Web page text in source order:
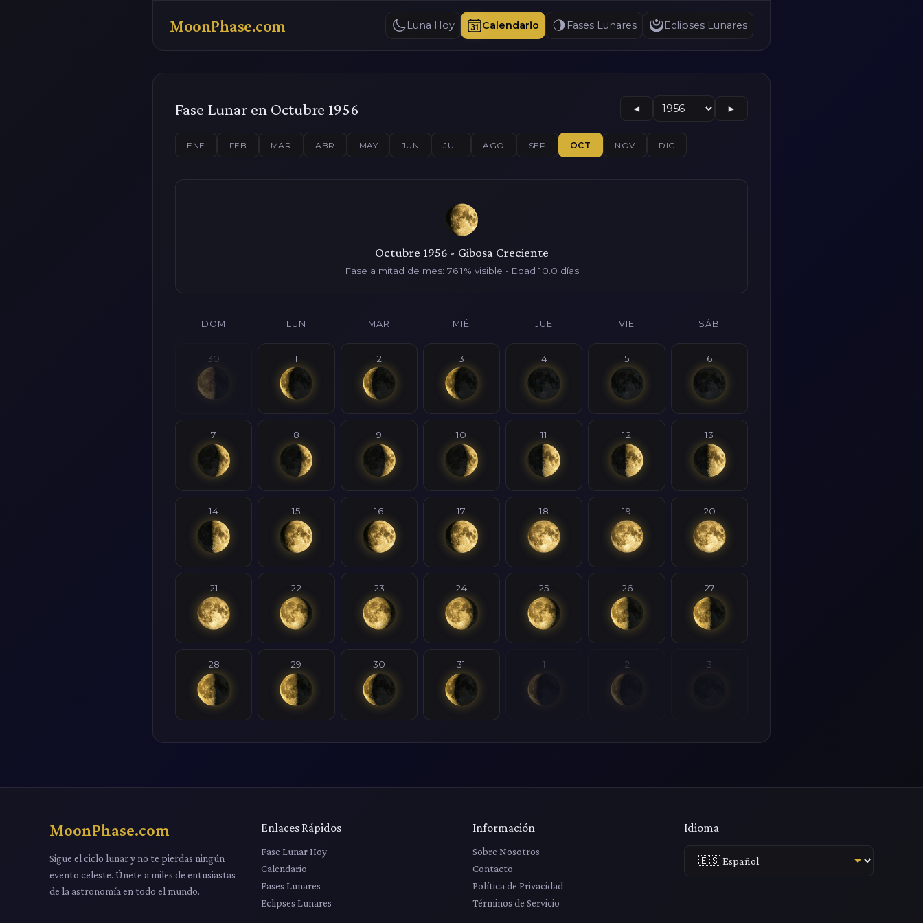
MoonPhase.com Luna Hoy Calendario Fases Lunares Eclipses Lunares
Fase Lunar en Octubre 1956 ◄ ►
ENE FEB MAR ABR MAY JUN JUL AGO SEP OCT NOV DIC
Octubre 1956 - Gibosa Creciente
Fase a mitad de mes: 76.1% visible • Edad 10.0 días
DOM LUN MAR MIÉ JUE VIE SÁB
30 1 2 3 4 5 6
7 8 9 10 11 12 13
14 15 16 17 18 19 20
21 22 23 24 25 26 27
28 29 30 31 1 2 3
MoonPhase.com
Sigue el ciclo lunar y no te pierdas ningún
evento celeste. Únete a miles de entusiastas
de la astronomía en todo el mundo.
Enlaces Rápidos
Fase Lunar Hoy
Calendario
Fases Lunares
Eclipses Lunares
Información
Sobre Nosotros
Contacto
Política de Privacidad
Términos de Servicio
Idioma